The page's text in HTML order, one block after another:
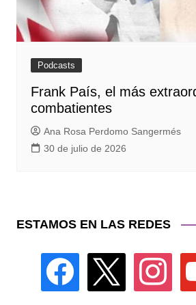
Podcasts
Frank País, el más
combatientes
Ana Rosa Perdomo Sangermés
30 de julio de 2026
ESTAMOS EN LAS REDES
facebook instagram